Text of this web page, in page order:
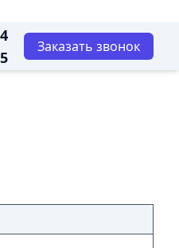
Заказать звонок